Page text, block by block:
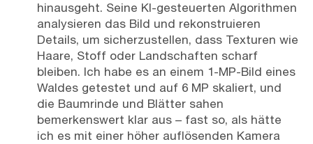
hinausgeht. Seine KI-gesteuerten Algorithmen
analysieren das Bild und rekonstruieren
Details, um sicherzustellen, dass Texturen wie
Haare, Stoff oder Landschaften scharf
bleiben. Ich habe es an einem 1-MP-Bild eines
Waldes getestet und auf 6 MP skaliert, und
die Baumrinde und Blätter sahen
bemerkenswert klar aus – fast so, als hätte
ich es mit einer höher auflösenden Kamera